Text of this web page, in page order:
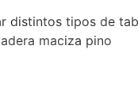
distintos tipos de
maciza pino